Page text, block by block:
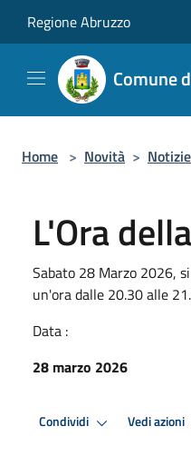
Regione Abruzzo
Comune
Home > Novità > Notizie
L'Ora
Sabato 28 Marzo 2026,
un'ora dalle 20.30 alle
Data :
28 marzo 2026
Condividi Vedi azioni